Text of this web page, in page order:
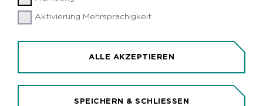
Aktivierung Mehrsprachigkeit
ALLE AKZEPTIEREN
SPEICHERN & SCHLIESSEN
25 JAHRE ROUTE INDUSTRIEKULTUR
RVR und Jahrhunderthalle Bochum
Kostenlose Tourenangebote im Juni